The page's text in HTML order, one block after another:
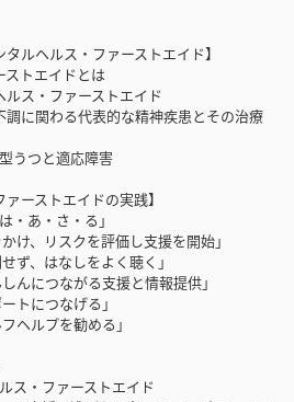
ルヘルス・ファーストエイド】
トエイドとは
ス・ファーストエイド
に関わる代表的な精神疾患とその治療
うつと適応障害
ーストエイドの実践】
あ・さ・る」
、リスクを評価し支援を開始」
、はなしをよく聴く」
につながる支援と情報提供」
トにつなげる」
ヘルプを勧める」
ス・ファーストエイド